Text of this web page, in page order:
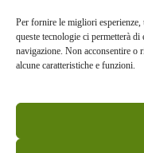
Per fornire le migliori
queste tecnologie ci permetterà
navigazione. Non acconsentire o
alcune caratteristiche e funzioni.
—